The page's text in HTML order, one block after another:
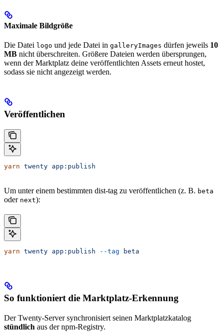
Maximale Bildgröße
Die Datei logo und jede Datei in galleryImages dürfen jeweils 10
MB nicht überschreiten. Größere Dateien werden übersprungen,
wenn der Marktplatz deine veröffentlichten Assets erneut hostet,
sodass sie nicht angezeigt werden.
Veröffentlichen
yarn twenty app:publish
Um unter einem bestimmten dist-tag zu veröffentlichen (z. B. beta
oder next):
yarn twenty app:publish --tag beta
So funktioniert die Marktplatz-Erkennung
Der Twenty-Server synchronisiert seinen Marktplatzkatalog
stündlich aus der npm-Registry.